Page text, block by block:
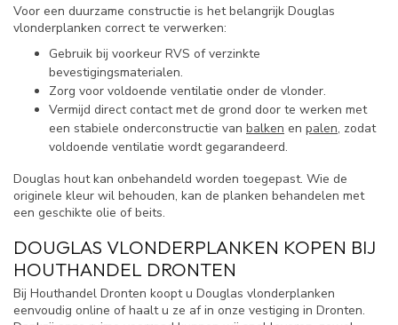
Voor een duurzame constructie is het belangrijk Douglas
vlonderplanken correct te verwerken:
Gebruik bij voorkeur RVS of verzinkte
bevestigingsmaterialen.
Zorg voor voldoende ventilatie onder de vlonder.
Vermijd direct contact met de grond door te werken met
een stabiele onderconstructie van balken en palen, zodat
voldoende ventilatie wordt gegarandeerd.
Douglas hout kan onbehandeld worden toegepast. Wie de
originele kleur wil behouden, kan de planken behandelen met
een geschikte olie of beits.
DOUGLAS VLONDERPLANKEN KOPEN BIJ
HOUTHANDEL DRONTEN
Bij Houthandel Dronten koopt u Douglas vlonderplanken
eenvoudig online of haalt u ze af in onze vestiging in Dronten.